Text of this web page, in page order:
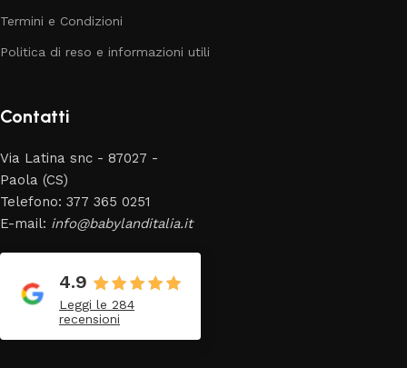
Termini e Condizioni
Politica di reso e informazioni utili
Contatti
Via Latina snc - 87027 -
Paola (CS)
Telefono: 377 365 0251
E-mail: info@babylanditalia.it
4.9
Leggi le 284
recensioni